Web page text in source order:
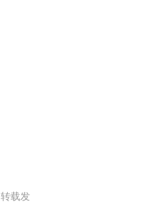
转载发